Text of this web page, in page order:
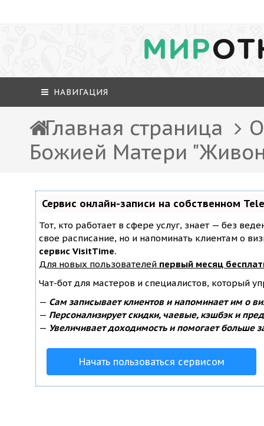
МИР
НАВИГАЦИЯ
Главная страница
Божией Матери
Сервис онлайн-записи на собственном
Тот, кто работает в сфере услуг, знает — без
свое расписание, но и напоминать клиентам о
сервис VisitTime.
Для новых пользователей первый месяц
Чат-бот для мастеров и специалистов, который
— Сам записывает клиентов и напоминает им о
— Персонализирует скидки, чаевые, кэшбэк и
— Увеличивает доходимость и помогает больше
Начать пользоваться сервисом